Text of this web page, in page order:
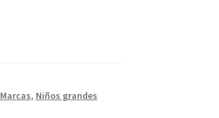
Marcas, Niños grandes